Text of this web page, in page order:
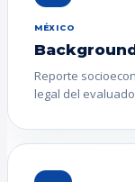
MÉXICO
Reporte
legal del